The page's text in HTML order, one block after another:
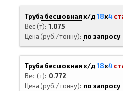
Труба бесшовная х/д18х4
Вес (т) 1.075
Цена (руб./тонну)
по запросу
Труба бесшовная х/д18х4
Вес (т)
0.772
Цена (руб./тонну)
по запросу